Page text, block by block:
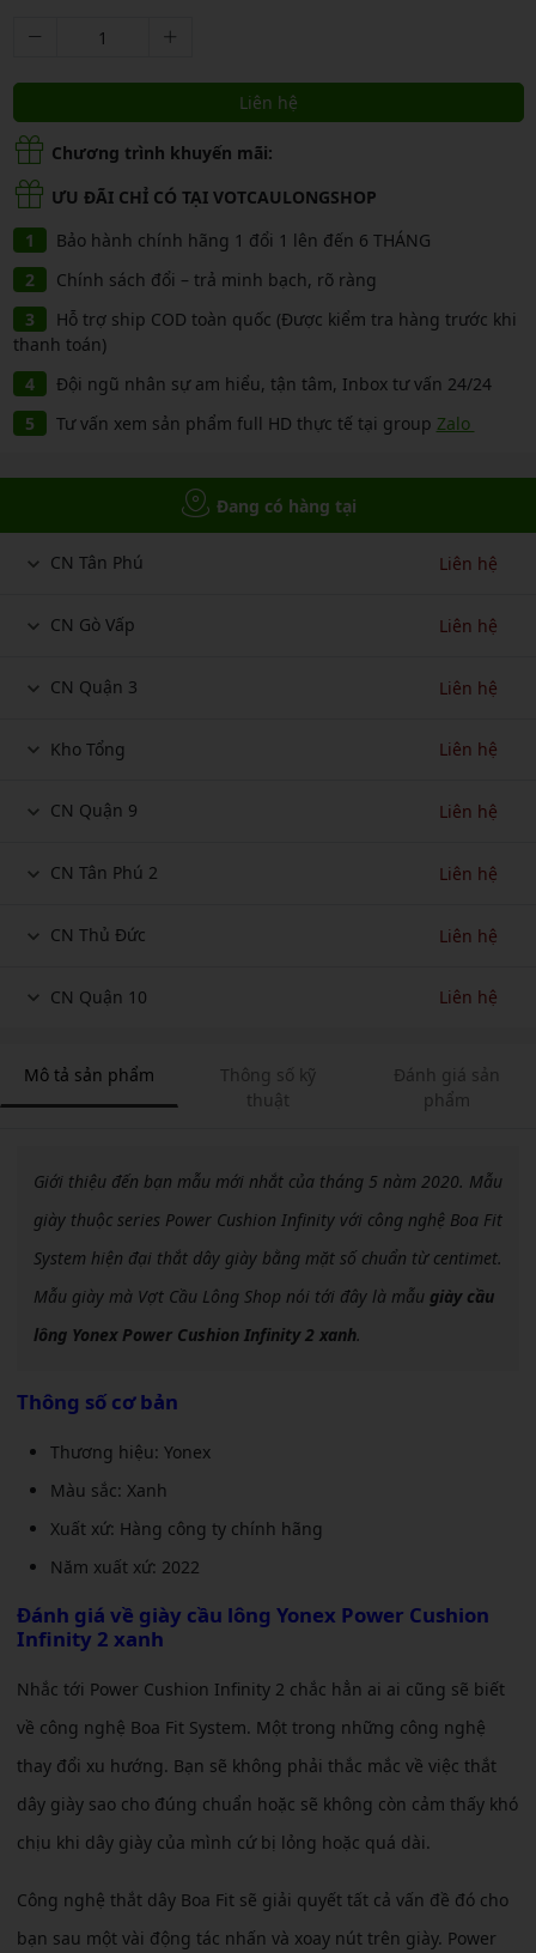
Liên hệ
Chương trình khuyến mãi:
ƯU ĐÃI CHỈ CÓ TẠI VOTCAULONGSHOP
Bảo hành chính hãng 1 đổi 1 lên đến 6 THÁNG
Chính sách đổi – trả minh bạch, rõ ràng
Hỗ trợ ship COD toàn quốc (Được kiểm tra hàng trước khi
thanh toán)
Đội ngũ nhân sự am hiểu, tận tâm, Inbox tư vấn 24/24
Tư vấn xem sản phẩm full HD thực tế tại group Zalo
Đang có hàng tại
CN Tân Phú Liên hệ
CN Gò Vấp Liên hệ
CN Quận 3 Liên hệ
Kho Tổng Liên hệ
CN Quận 9 Liên hệ
CN Tân Phú 2 Liên hệ
CN Thủ Đức Liên hệ
CN Quận 10 Liên hệ
Mô tả sản phẩm
Thông số kỹ
thuật
Đánh giá sản
phẩm
Giới thiệu đến bạn mẫu mới nhắt của tháng 5 nàm 2020. Mẫu
giày thuộc series Power Cushion Infinity với công nghệ Boa Fit
System hiện đại thắt dây giày bằng mặt số chuẩn từ centimet.
Mẫu giày mà Vợt Cầu Lông Shop nói tới đây là mẫu giày cầu
lông Yonex Power Cushion Infinity 2 xanh.
Thông số cơ bản
Thương hiệu: Yonex
Màu sắc: Xanh
Xuất xứ: Hàng công ty chính hãng
Năm xuất xứ: 2022
Đánh giá về giày cầu lông Yonex Power Cushion
Infinity 2 xanh
Nhắc tới Power Cushion Infinity 2 chắc hẳn ai ai cũng sẽ biết
về công nghệ Boa Fit System. Một trong những công nghệ
thay đổi xu hướng. Bạn sẽ không phải thắc mắc về việc thắt
dây giày sao cho đúng chuẩn hoặc sẽ không còn cảm thấy khó
chịu khi dây giày của mình cứ bị lỏng hoặc quá dài.
Công nghệ thắt dây Boa Fit sẽ giải quyết tất cả vấn đề đó cho
bạn sau một vài động tác nhấn và xoay nút trên giày. Power